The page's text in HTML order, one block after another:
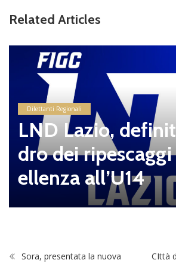
Related Articles
Dilettanti Regionali
LND Lazio,
dro dei ripescaggi
ellenza all’U14
Sora, presentata la nuova
CIttà